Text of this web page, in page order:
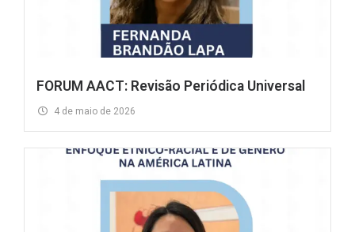
FORUM AACT: Revisão Periódica Universal
4 de maio de 2026